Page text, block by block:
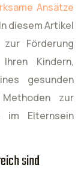
Ansätze
diesem Artikel
Förderung
Kindern,
gesunden
zur
im Elternsein
sind